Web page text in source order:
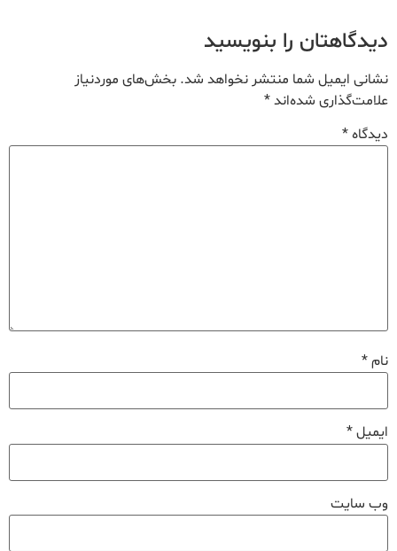
دیدگاهتان را بنویسید
نشانی ایمیل شما منتشر نخواهد شد. بخش‌های موردنیاز
علامت‌گذاری شده‌اند*
دیدگاه*
نام*
ایمیل*
وب‌ سایت